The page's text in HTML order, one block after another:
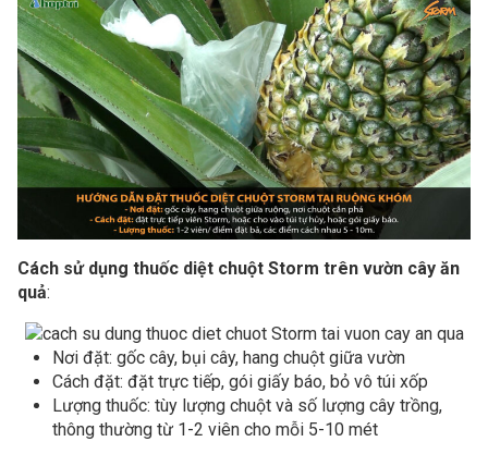
Cách sử dụng thuốc diệt chuột Storm trên vườn cây ăn
quả:
Nơi đặt: gốc cây, bụi cây, hang chuột giữa vườn
Cách đặt: đặt trực tiếp, gói giấy báo, bỏ vô túi xốp
Lượng thuốc: tùy lượng chuột và số lượng cây trồng,
thông thường từ 1-2 viên cho mỗi 5-10 mét